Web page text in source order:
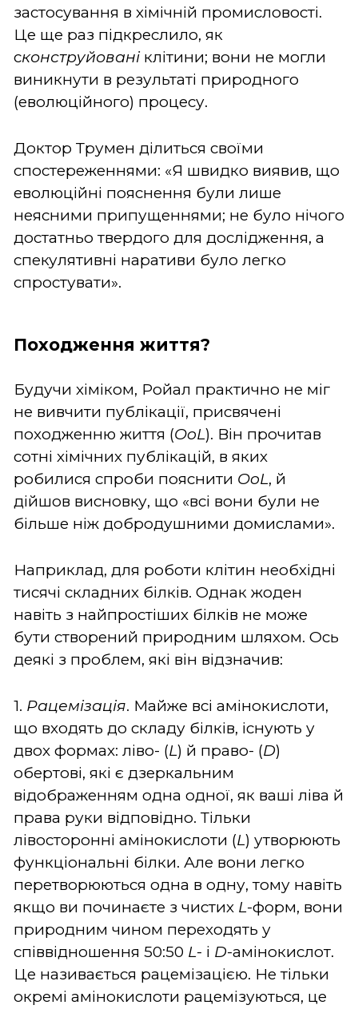
застосування в хімічній промисловості.
Це ще раз підкреслило, як
сконструйованіклітини; вони не могли
виникнути в результаті природного
(еволюційного) процесу.
Доктор Трумен ділиться своїми
спостереженнями: «Я швидко виявив, що
еволюційні пояснення були лише
неясними припущеннями; не було нічого
достатньо твердого для дослідження, а
спекулятивні наративи було легко
спростувати».
Походження життя?
Будучи хіміком, Ройал практично не міг
не вивчити публікації, присвячені
походженню життя (OoL). Він прочитав
сотні хімічних публікацій, в яких
робилися спроби пояснити OoL, й
дійшов висновку, що «всі вони були не
більше ніж добродушними домислами».
Наприклад, для роботи клітин необхідні
тисячі складних білків. Однак жоден
навіть з найпростіших білків не може
бути створений природним шляхом. Ось
деякі з проблем, які він відзначив:
1. Рацемізація. Майже всі амінокислоти,
що входять до складу білків, існують у
двох формах: ліво- (L) й право- (D)
обертові, які є дзеркальним
відображенням одна одної, як ваші ліва й
права руки відповідно. Тільки
лівосторонні амінокислоти (L) утворюють
функціональні білки. Але вони легко
перетворюються одна в одну, тому навіть
якщо ви починаєте з чистих L-форм, вони
природним чином переходять у
співвідношення 50:50 L- і D-амінокислот.
Це називається рацемізацією. Не тільки
окремі амінокислоти рацемізуються, це